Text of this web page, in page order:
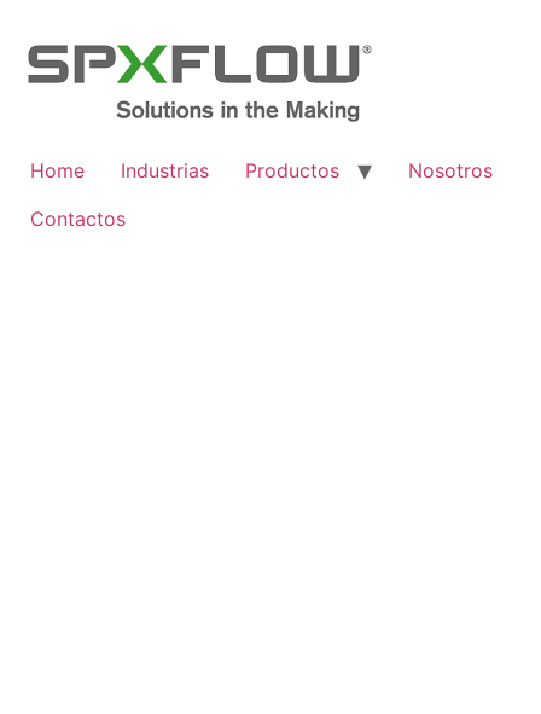
Home Industrias Productos
Nosotros
Contactos